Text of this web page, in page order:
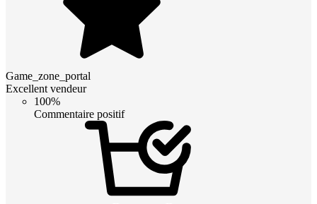
Game_zone_portal
Excellent vendeur
100%
Commentaire positif